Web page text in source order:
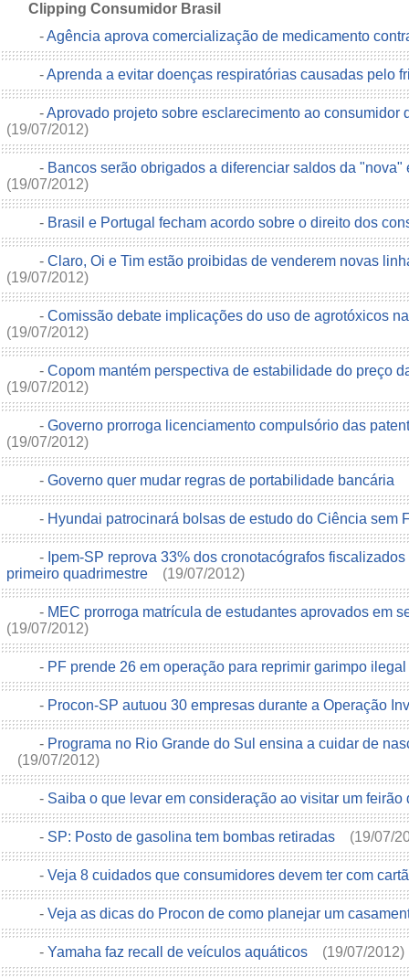
Clipping Consumidor Brasil
-Agência aprova comercialização de medicamento
-Aprenda a evitar doenças respiratórias causadas pelo
-Aprovado projeto sobre esclarecimento ao consumidor
(19/07/2012)
- Bancos serão obrigados a diferenciar saldos da
(19/07/2012)
- Brasil e Portugal fecham acordo sobre o direito dos
- Claro, Oi e Tim estão proibidas de venderem novas
(19/07/2012)
- Comissão debate implicações do uso de agrotóxicos
(19/07/2012)
- Copom mantém perspectiva de estabilidade do preço
(19/07/2012)
- Governo prorroga licenciamento compulsório das
(19/07/2012)
- Governo quer mudar regras de portabilidade bancária
- Hyundai patrocinará bolsas de estudo do Ciência sem
- Ipem-SP reprova 33% dos cronotacógrafos
primeiro quadrimestre
(19/07/2012)
- MEC prorroga matrícula de estudantes aprovados em
(19/07/2012)
- PF prende 26 em operação para reprimir garimpo
- Procon-SP autuou 30 empresas durante a Operação
- Programa no Rio Grande do Sul ensina a cuidar de
(19/07/2012)
- Saiba o que levar em consideração ao visitar um
- SP: Posto de gasolina tem bombas retiradas (19/07/
- Veja 8 cuidados que consumidores devem ter com
- Veja as dicas do Procon de como planejar um
- Yamaha faz recall de veículos aquáticos (19/07/2012)